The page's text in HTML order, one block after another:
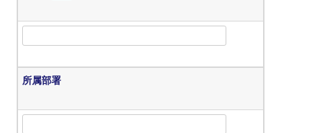
所属部署